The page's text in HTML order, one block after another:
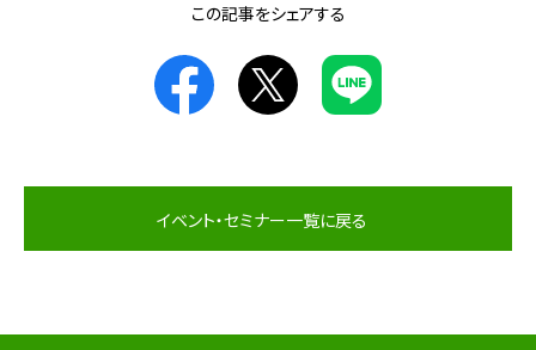
この記事をシェアする
イベント・セミナー一覧に戻る